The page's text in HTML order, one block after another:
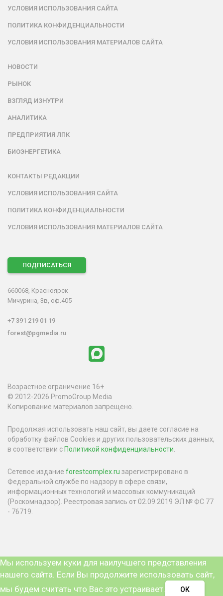
УСЛОВИЯ ИСПОЛЬЗОВАНИЯ САЙТА
ПОЛИТИКА КОНФИДЕНЦИАЛЬНОСТИ
УСЛОВИЯ ИСПОЛЬЗОВАНИЯ МАТЕРИАЛОВ САЙТА
НОВОСТИ
РЫНОК
ВЗГЛЯД ИЗНУТРИ
АНАЛИТИКА
ПРЕДПРИЯТИЯ ЛПК
БИОЭНЕРГЕТИКА
КОНТАКТЫ РЕДАКЦИИ
УСЛОВИЯ ИСПОЛЬЗОВАНИЯ САЙТА
ПОЛИТИКА КОНФИДЕНЦИАЛЬНОСТИ
УСЛОВИЯ ИСПОЛЬЗОВАНИЯ МАТЕРИАЛОВ САЙТА
ПОДПИСАТЬСЯ
660068, Красноярск
Мичурина, 3в, оф.405
+7 391 219 01 19
forest@pgmedia.ru
Возрастное ограничение 16+
© 2012-2026 PromoGroup Media
Копирование материалов запрещено.
Продолжая использовать наш сайт, вы даете согласие на
обработку файлов Cookies и других пользовательских данных,
в соответствии с Политикой конфиденциальности.
Сетевое издание forestcomplex.ru зарегистрировано в
Федеральной службе по надзору в сфере связи,
информационных технологий и массовых коммуникаций
(Роскомнадзор). Реестровая запись от 02.09.2019 ЭЛ № ФС 77
- 76719.
Мы используем куки для наилучшего представления
нашего сайта. Если Вы продолжите использовать сайт,
мы будем считать что Вас это устраивает.
ОК